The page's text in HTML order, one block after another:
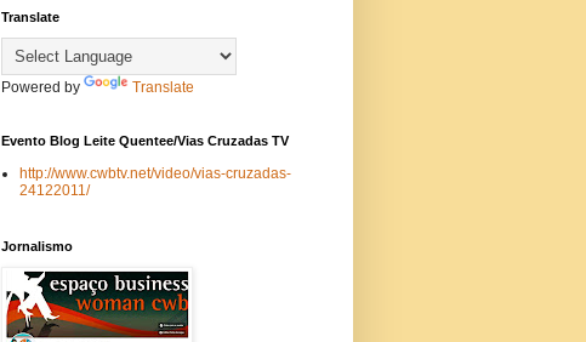
Translate
Powered by Translate
Evento Blog Leite Quentee/Vias Cruzadas TV
http://www.cwbtv.net/video/vias-cruzadas-
24122011/
Jornalismo